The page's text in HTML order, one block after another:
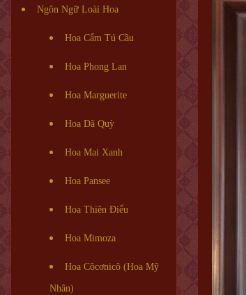
Ngôn Ngữ Loài Hoa
Hoa Cẩm Tú Cầu
Hoa Phong Lan
Hoa Marguerite
Hoa Dã Quỳ
Hoa Mai Xanh
Hoa Pansee
Hoa Thiên Điểu
Hoa Mimoza
Hoa Côcơnicô (Hoa Mỹ
Nhân)